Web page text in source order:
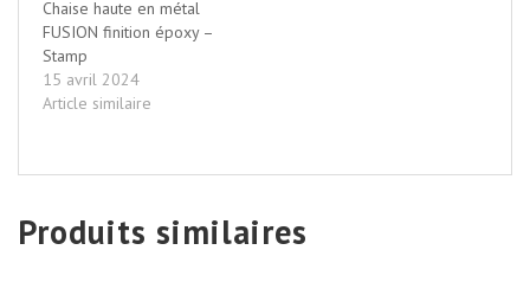
Chaise haute en métal
FUSION finition époxy –
Stamp
15 avril 2024
Article similaire
Produits similaires